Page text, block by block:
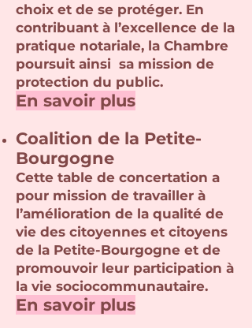
choix et de se protéger. En
contribuant à l’excellence de la
pratique notariale, la Chambre
poursuit ainsi sa mission de
protection du public.
En savoir plus
Coalition de la Petite-
Bourgogne
Cette table de concertation a
pour mission de travailler à
l’amélioration de la qualité de
vie des citoyennes et citoyens
de la Petite-Bourgogne et de
promouvoir leur participation à
la vie sociocommunautaire.
En savoir plus